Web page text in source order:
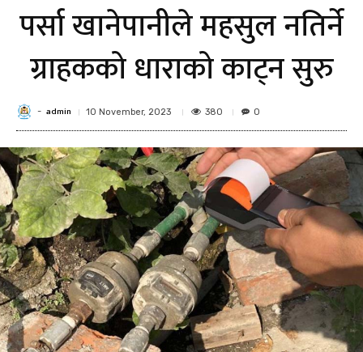
पर्सा खानेपानीले महसुल नतिर्ने
ग्राहकको धाराको काट्न सुरु
- admin 10 November, 2023 380 0